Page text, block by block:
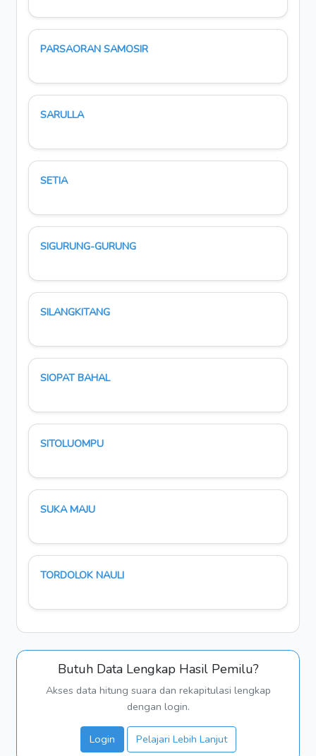
PARSAORAN SAMOSIR
SARULLA
SETIA
SIGURUNG-GURUNG
SILANGKITANG
SIOPAT BAHAL
SITOLUOMPU
SUKA MAJU
TORDOLOK NAULI
Butuh Data Lengkap Hasil Pemilu?
Akses data hitung suara dan rekapitulasi lengkap
dengan login.
Login Pelajari Lebih Lanjut